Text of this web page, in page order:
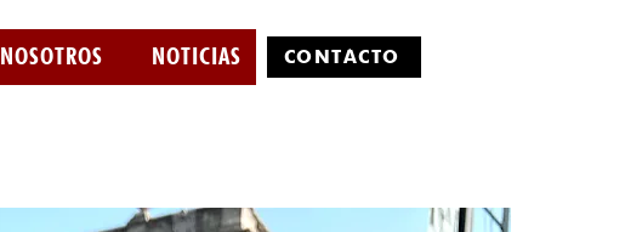
NOSOTROS NOTICIAS CONTÁCTO